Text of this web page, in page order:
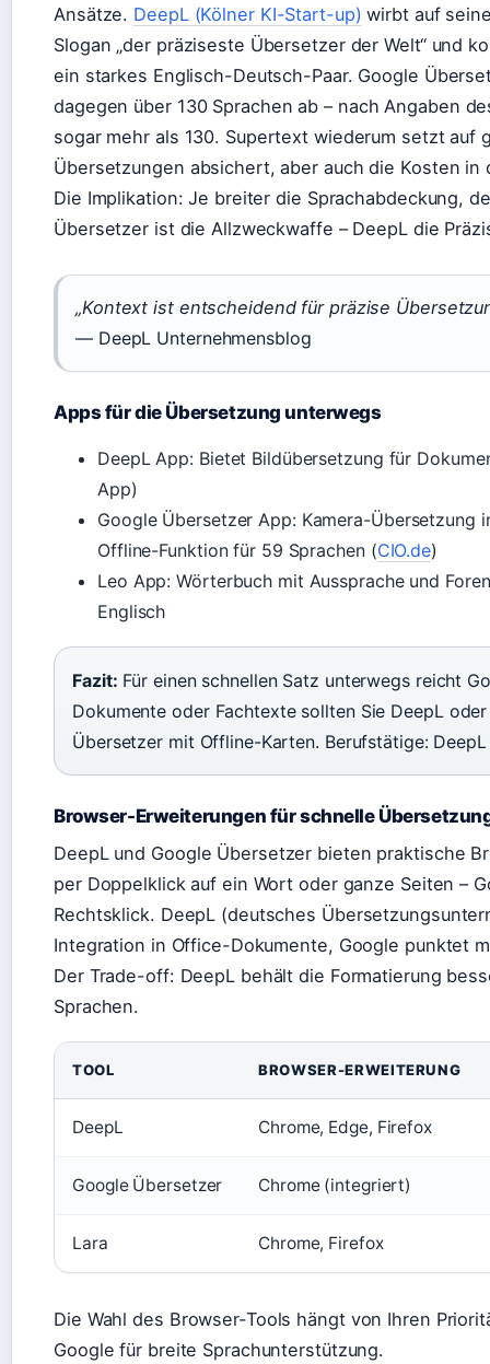
Ansätze. DeepL (Kölner KI-Start-up) wirbt auf
Slogan „der präziseste Übersetzer der Welt“ und
ein starkes Englisch-Deutsch-Paar. Google
dagegen über 130 Sprachen ab – nach Angaben
sogar mehr als 130. Supertext wiederum setzt auf
Übersetzungen absichert, aber auch die Kosten in
Die Implikation: Je breiter die Sprachabdeckung,
Übersetzer ist die Allzweckwaffe – DeepL die
„Kontext ist entscheidend für präzise
— DeepL Unternehmensblog
Apps für die Übersetzung unterwegs
DeepL App: Bietet Bildübersetzung für
App)
Google Übersetzer App: Kamera-Übersetzung
Offline-Funktion für 59 Sprachen (CIO.de)
Leo App: Wörterbuch mit Aussprache und
Englisch
Fazit: Für einen schnellen Satz unterwegs reicht
Dokumente oder Fachtexte sollten Sie DeepL
Übersetzer mit Offline-Karten. Berufstätige:
Browser-Erweiterungen für schnelle
DeepL und Google Übersetzer bieten praktische
per Doppelklick auf ein Wort oder ganze Seiten –
Rechtsklick. DeepL (deutsches
Integration in Office-Dokumente, Google punktet
Der Trade-off: DeepL behält die Formatierung
Sprachen.
TOOL BROWSER-ERWEITERUNG
DeepL Chrome, Edge, Firefox
Google Übersetzer Chrome (integriert)
Lara Chrome, Firefox
Die Wahl des Browser-Tools hängt von Ihren
Google für breite Sprachunterstützung.